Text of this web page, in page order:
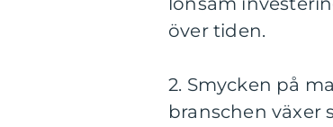
över tiden.
2. Smycken på
branschen växer